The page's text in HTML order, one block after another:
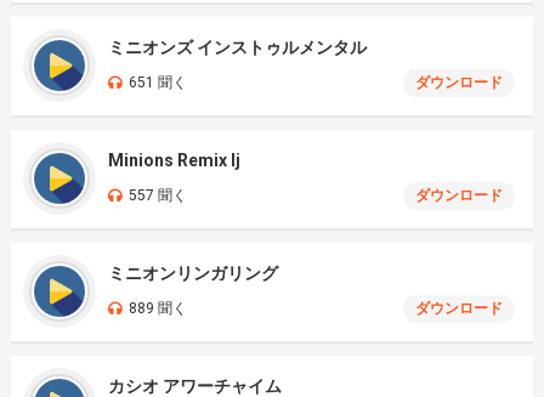
ミニオンズ インストゥルメンタル
651 聞く ダウンロード
Minions Remix Ij
557 聞く ダウンロード
ミニオンリンガリング
889 聞く ダウンロード
カシオ アワーチャイム